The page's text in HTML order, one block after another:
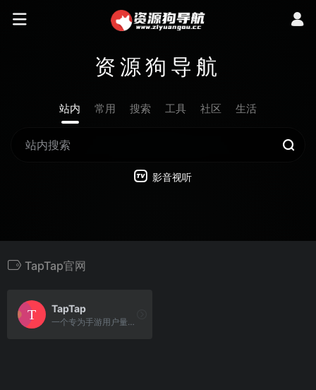
资源狗导航
站内 常用 搜索 工具 社区 生活
影音视听
TapTap官网
TapTap
一个专为手游用户量身定制的高品质手游分享与发现平台。